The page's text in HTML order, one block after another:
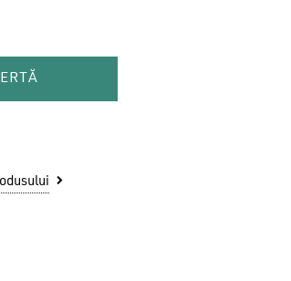
în coș.
SHOP